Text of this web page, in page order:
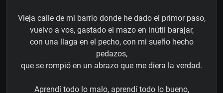
Vieja calle de mi barrio donde he dado el primor paso,
vuelvo a vos, gastado el mazo en inútil barajar,
con una llaga en el pecho, con mi sueño hecho
pedazos,
que se rompió en un abrazo que me diera la verdad.
Aprendí todo lo malo, aprendí todo lo bueno,